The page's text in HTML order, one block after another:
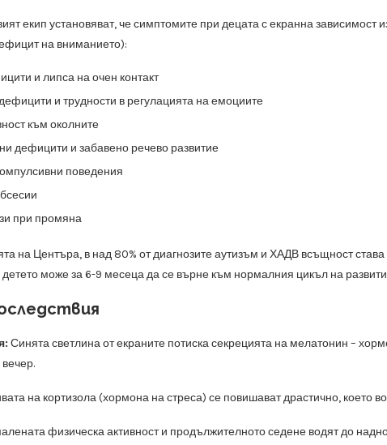
екип установяват, че симптомите при децата с екранна зависимост
на вниманието):
и липса на очен контакт
и трудности в регулацията на емоциите
към околните
дефицити и забавено речево развитие
поведения
при промяна
на Центъра, в над 80% от диагнозите аутизъм и ХАДВ всъщност
може за 6-9 месеца да се върне към нормалния цикъл на
Синята светлина от екраните потиска секрецията на мелатонин –
на кортизола (хормона на стреса) се повишават драстично, което
физическа активност и продължителното седене водят до